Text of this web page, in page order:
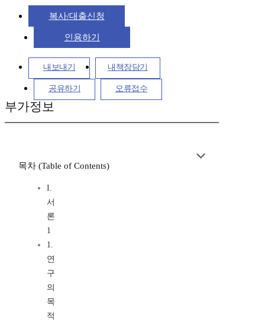
복사/대출신청
인용하기
내보내기 내책장담기
공유하기 오류접수
부가정보
목차 (Table of Contents)
I.
서
론
1
1.
연
구
의
목
적